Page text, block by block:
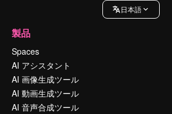
日本語
製品
Spaces
AI アシスタント
AI 画像生成ツール
AI 動画生成ツール
AI 音声合成ツール